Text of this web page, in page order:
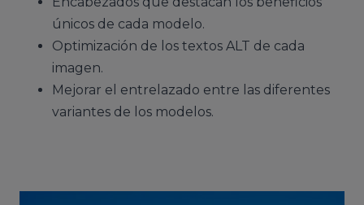
únicos de cada modelo.
Optimización de los textos ALT de cada
imagen.
Mejorar el entrelazado entre las diferentes
variantes de los modelos.